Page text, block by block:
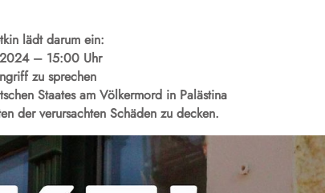
lädt darum ein:
– 15:00 Uhr
zu sprechen
Staates am Völkermord in Palästina
der verursachten Schäden zu decken.